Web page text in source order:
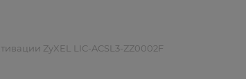
ZyXEL LIC-ACSL3-ZZ0002F